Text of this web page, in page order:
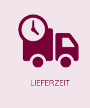
LIEFERZEIT